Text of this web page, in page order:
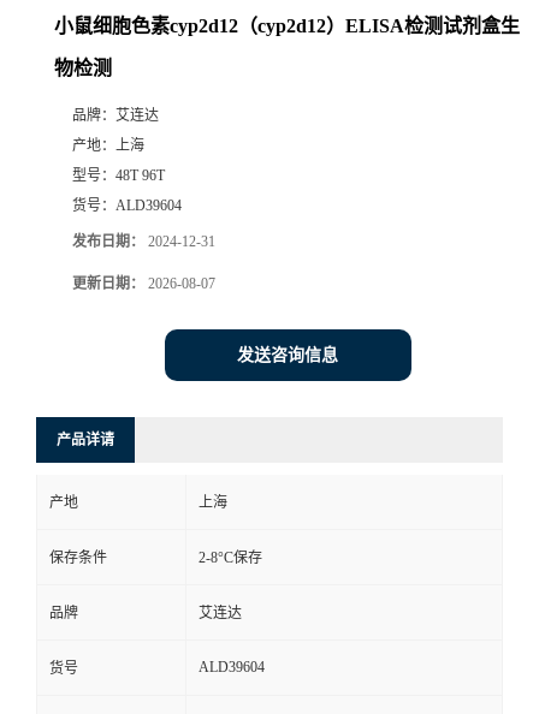
小鼠细胞色素cyp2d12（cyp2d12）ELISA检测试剂盒生
物检测
品牌： 艾连达
产地： 上海
型号： 48T 96T
货号： ALD39604
发布日期： 2024-12-31
更新日期： 2026-08-07
发送咨询信息
产品详请
产地 上海
保存条件 2-8°C保存
品牌 艾连达
货号 ALD39604